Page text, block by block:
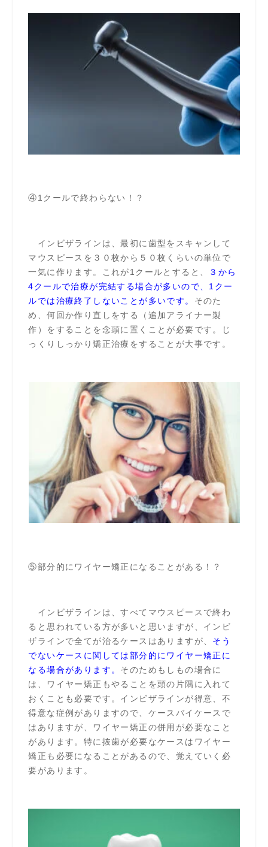
④1クールで終わらない！？
インビザラインは、最初に歯型をスキャンして
マウスピースを３０枚から５０枚くらいの単位で
一気に作ります。これが1クールとすると、
３から
4クールで治療が完結する場合が多いので、1クー
ルでは治療終了しないことが多いです。 そのた
め、何回か作り直しをする（追加アライナー製
作）をすることを念頭に置くことが必要です。じ
っくりしっかり矯正治療をすることが大事です。
⑤部分的にワイヤー矯正になることがある！？
インビザラインは、すべてマウスピースで終わ
ると思われている方が多いと思いますが、インビ
ザラインで全てが治るケースはありますが、 そう
でないケースに関しては部分的にワイヤー矯正に
なる場合があります。 そのためもしもの場合に
は、ワイヤー矯正もやることを頭の片隅に入れて
おくことも必要です。インビザラインが得意、不
得意な症例がありますので、ケースバイケースで
はありますが、ワイヤー矯正の併用が必要なこと
があります。特に抜歯が必要なケースはワイヤー
矯正も必要になることがあるので、覚えていく必
要があります。